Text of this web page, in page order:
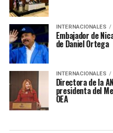
INTERNACIONALES
Embajador de
de Daniel Ortega
INTERNACIONALES
Directora de la
presidenta del
OEA